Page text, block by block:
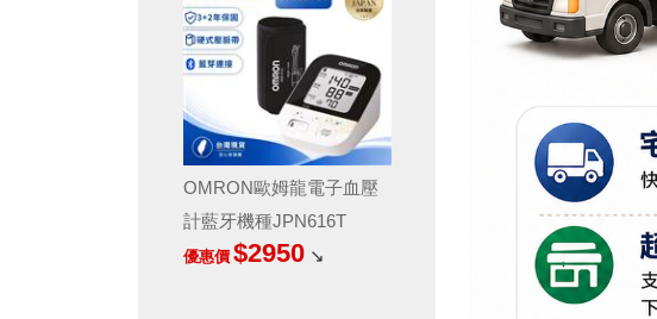
OMRON歐姆龍電子血壓
計藍牙機種JPN616T
優惠價 $2950↘